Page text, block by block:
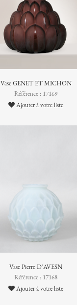
Vase GENET ET MICHON
Référence : 17169
Ajouter à votre liste
Vase Pierre D'AVESN
Référence : 17168
Ajouter à votre liste